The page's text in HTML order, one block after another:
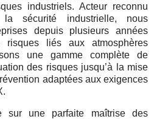
industriels. Acteur reconnu
sécurité industrielle, nous
depuis plusieurs années
liés aux atmosphères
une gamme complète de
des risques jusqu’à la mise
adaptées aux exigences
sur une parfaite maîtrise des